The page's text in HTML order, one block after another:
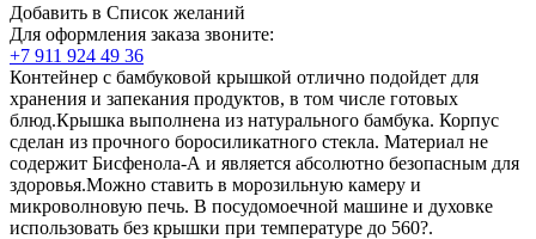
Добавить в Список желаний
Для оформления заказа звоните:
+7 911 924 49 36
Контейнер с бамбуковой крышкой отлично подойдет для
хранения и запекания продуктов, в том числе готовых
блюд.Крышка выполнена из натурального бамбука. Корпус
сделан из прочного боросиликатного стекла. Материал не
содержит Бисфенола-А и является абсолютно безопасным для
здоровья.Можно ставить в морозильную камеру и
микроволновую печь. В посудомоечной машине и духовке
использовать без крышки при температуре до 560?.